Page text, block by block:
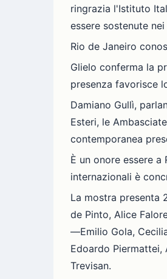
ringrazia l'Istituto
essere sostenute
Rio de Janeiro
Glielo conferma la
presenza favorisce
Damiano Gullì,
Esteri, le
contemporanea
È un onore essere
internazionali è
La mostra presenta
de Pinto, Alice
—Emilio Gola,
Edoardo Piermattei,
Trevisan.